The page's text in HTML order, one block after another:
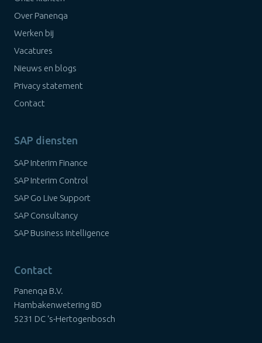
Over Panenqa
Werken bij
Vacatures
Nieuws en blogs
Privacy statement
Contact
SAP diensten
SAP Interim Finance
SAP Interim Control
SAP Go Live Support
SAP Consultancy
SAP Business Intelligence
Contact
Panenqa B.V.
Hambakenwetering 8D
5231 DC ‘s-Hertogenbosch